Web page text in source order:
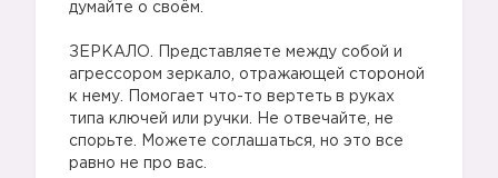
думайте о своём.
ЗЕРКАЛО. Представляете между собой и
агрессором зеркало, отражающей стороной
к нему. Помогает что-то вертеть в руках
типа ключей или ручки. Не отвечайте, не
спорьте. Можете соглашаться, но это все
равно не про вас.